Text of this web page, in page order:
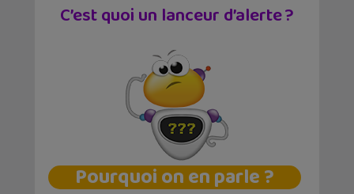
C’est quoi un lanceur d’alerte ?
Pourquoi on en parle ?